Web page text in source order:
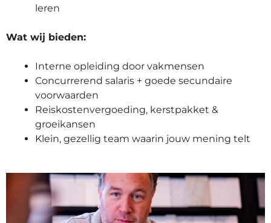
leren
Wat wij bieden:
Interne opleiding door vakmensen
Concurrerend salaris + goede secundaire
voorwaarden
Reiskostenvergoeding, kerstpakket &
groeikansen
Klein, gezellig team waarin jouw mening telt